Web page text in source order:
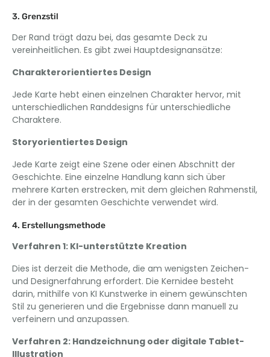
3. Grenzstil
Der Rand trägt dazu bei, das gesamte Deck zu
vereinheitlichen. Es gibt zwei Hauptdesignansätze:
Charakterorientiertes Design
Jede Karte hebt einen einzelnen Charakter hervor, mit
unterschiedlichen Randdesigns für unterschiedliche
Charaktere.
Storyorientiertes Design
Jede Karte zeigt eine Szene oder einen Abschnitt der
Geschichte. Eine einzelne Handlung kann sich über
mehrere Karten erstrecken, mit dem gleichen Rahmenstil,
der in der gesamten Geschichte verwendet wird.
4. Erstellungsmethode
Verfahren 1: KI-unterstützte Kreation
Dies ist derzeit die Methode, die am wenigsten Zeichen-
und Designerfahrung erfordert. Die Kernidee besteht
darin, mithilfe von KI Kunstwerke in einem gewünschten
Stil zu generieren und die Ergebnisse dann manuell zu
verfeinern und anzupassen.
Verfahren 2: Handzeichnung oder digitale Tablet-
Illustration